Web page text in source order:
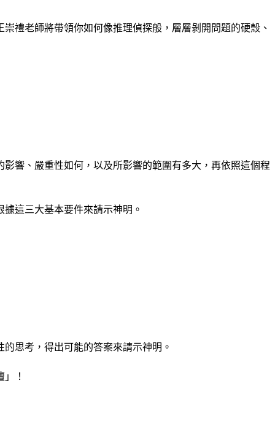
禮老師將帶領你如何像推理偵探般，層層剝開問題的硬殼、
響、嚴重性如何，以及所影響的範圍有多大，再依照這個程
這三大基本要件來請示神明。
思考，得出可能的答案來請示神明。
！